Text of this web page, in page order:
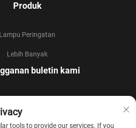
Produk
Lampu Peringatan
Lebih Banyak
buletin kami
dan wawasan dari tim kami.
tools to provide our services. If you